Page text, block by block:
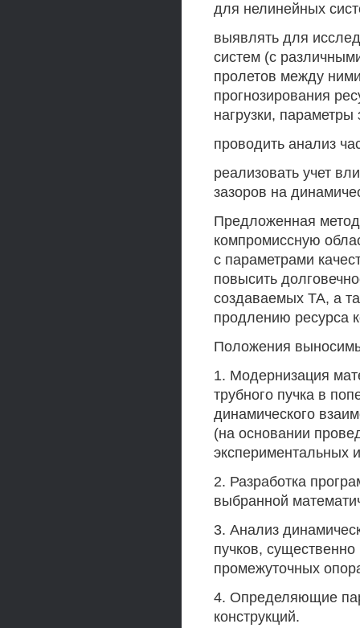
для нелинейных
выявлять для
систем (с
пролетов между
прогнозирования
нагрузки, параметры
проводить анализ
реализовать учет
зазоров на
Предложенная
компромиссную
с параметрами
повысить
создаваемых ТА, а
продлению ресурса
Положения
1. Модернизация
трубного пучка в
динамического
(на основании
экспериментальных
2. Разработка
выбранной
3. Анализ
пучков,
промежуточных
4. Определяющие
конструкций.